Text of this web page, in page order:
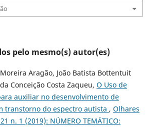
pelo mesmo(s) autor(es)
Aragão, João Batista Bottentuit
Conceição Costa Zaqueu, O Uso de
auxiliar no desenvolvimento de
transtorno do espectro autista , Olhares
n. 1 (2019): NÚMERO TEMÁTICO: